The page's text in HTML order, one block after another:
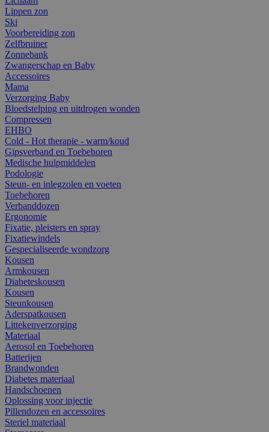
Lippen zon
Ski
Voorbereiding zon
Zelfbruiner
Zonnebank
Zwangerschap en Baby
Accessoires
Mama
Verzorging Baby
Bloedstelping en uitdrogen wonden
Compressen
EHBO
Cold - Hot therapie - warm/koud
Gipsverband en Toebehoren
Medische hulpmiddelen
Podologie
Steun- en inlegzolen en voeten
Toebehoren
Verbanddozen
Ergonomie
Fixatie, pleisters en spray
Fixatiewindels
Gespecialiseerde wondzorg
Kousen
Armkousen
Diabeteskousen
Kousen
Steunkousen
Aderspatkousen
Littekenverzorging
Materiaal
Aerosol en Toebehoren
Batterijen
Brandwonden
Diabetes materiaal
Handschoenen
Oplossing voor injectie
Pillendozen en accessoires
Steriel materiaal